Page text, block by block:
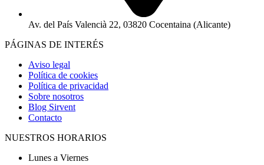
Av. del País Valencià 22, 03820 Cocentaina (Alicante)
PÁGINAS DE INTERÉS
Aviso legal
Política de cookies
Política de privacidad
Sobre nosotros
Blog Sirvent
Contacto
NUESTROS HORARIOS
Lunes a Viernes